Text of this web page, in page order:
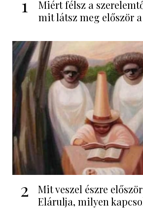
1
Miért félsz a
mit látsz meg először a
2
Mit veszel észre
Elárulja, milyen